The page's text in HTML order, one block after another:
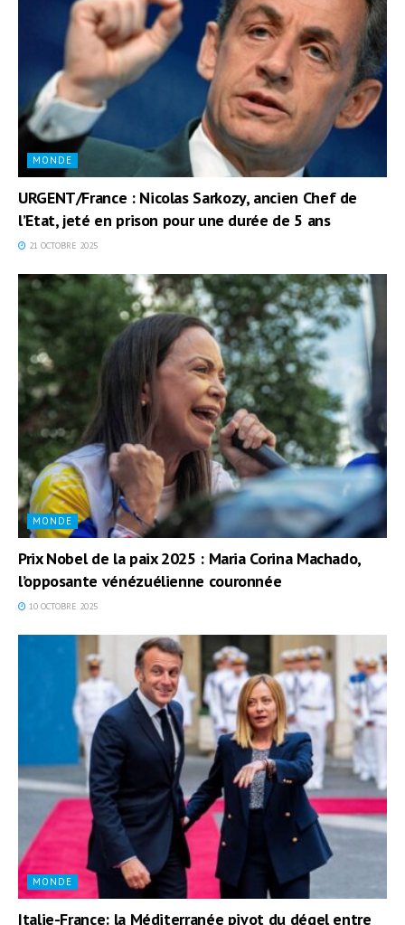
MONDE
URGENT/France : Nicolas Sarkozy, ancien Chef de
l’Etat, jeté en prison pour une durée de 5 ans
21 OCTOBRE 2025
MONDE
Prix Nobel de la paix 2025 : Maria Corina Machado,
l’opposante vénézuélienne couronnée
10 OCTOBRE 2025
MONDE
Italie-France: la Méditerranée pivot du dégel entre